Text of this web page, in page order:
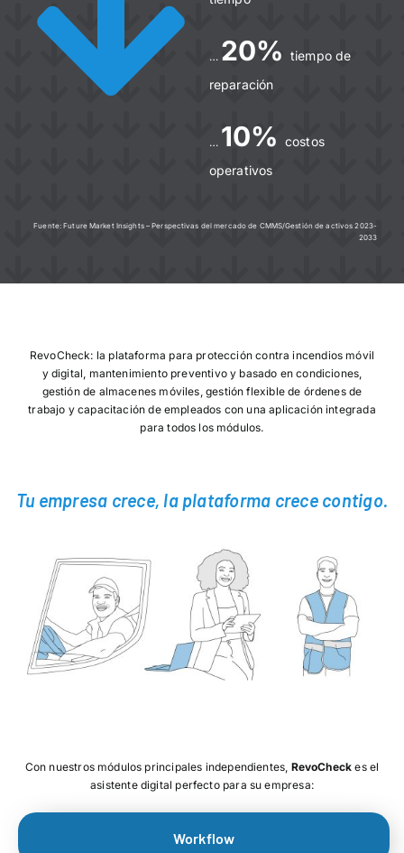
… 20% tiempo de
reparación
… 10% costos
operativos
Fuente: Future Market Insights – Perspectivas del mercado de CMMS/Gestión de activos 2023-
2033
RevoCheck: la plataforma para protección contra incendios móvil
y digital, mantenimiento preventivo y basado en condiciones,
gestión de almacenes móviles, gestión flexible de órdenes de
trabajo y capacitación de empleados con una aplicación integrada
para todos los módulos.
Tu empresa crece, la plataforma crece contigo.
Con nuestros módulos principales independientes, RevoCheck es el
asistente digital perfecto para su empresa:
Workflow